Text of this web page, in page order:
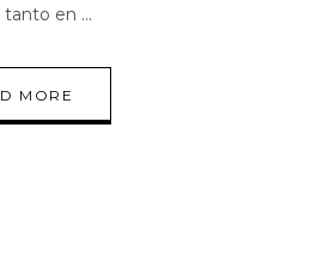
tanto en
MORE